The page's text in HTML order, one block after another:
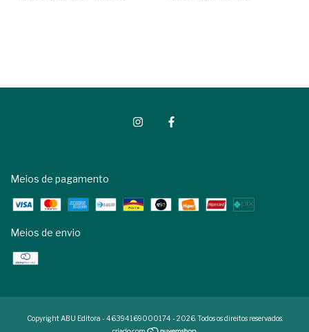
Meios de pagamento
Meios de envio
Copyright ABU Editora - 46394169000174 - 2026. Todos os direitos reservados.